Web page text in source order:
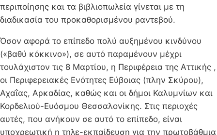
περιποίησης και τα βιβλιοπωλεία γίνεται με τη
διαδικασία του προκαθορισμένου ραντεβού.
Όσον αφορά το επίπεδο πολύ αυξημένου κινδύνου
(«βαθύ κόκκινο»), σε αυτό παραμένουν μέχρι
τουλάχιστον τις 8 Μαρτίου, η Περιφέρεια της Αττικής ,
οι Περιφερειακές Ενότητες Εύβοιας (πλην Σκύρου),
Αχαΐας, Αρκαδίας, καθώς και οι δήμοι Καλυμνίων και
Κορδελιού-Ευόσμου Θεσσαλονίκης. Στις περιοχές
αυτές, που ανήκουν σε αυτό το επίπεδο, είναι
υποχρεωτική η τηλε-εκπαίδευση για την πρωτοβάθμια